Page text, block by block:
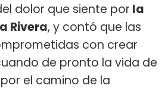
dolor que siente por la
Rivera, y contó que las
con crear
de pronto la vida de
el camino de la